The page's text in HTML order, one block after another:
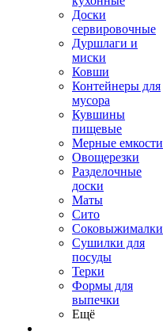
Доски
сервировочные
Дуршлаги и
миски
Ковши
Контейнеры для
мусора
Кувшины
пищевые
Мерные емкости
Овощерезки
Разделочные
доски
Маты
Сито
Соковыжималки
Сушилки для
посуды
Терки
Формы для
выпечки
Ещё